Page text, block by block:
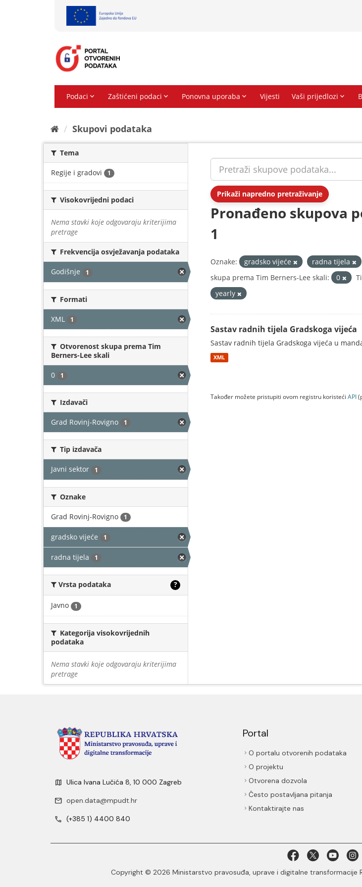
Skupovi podаtаkа
Tema
Regije i gradovi 1
Visokovrijedni podaci
Nema stavki koje odgovaraju kriterijima
pretrage
Frekvencija osvježavanja podataka
Godišnje 1
Formati
XML 1
Otvorenost skupa prema Tim
Berners-Lee skali
0 1
Izdavači
Grad Rovinj-Rovigno 1
Tip izdavača
Javni sektor 1
Oznake
Grad Rovinj-Rovigno 1
gradsko vijeće 1
radna tijela 1
Vrsta podataka ?
Javno 1
Kategorija visokovrijednih
podataka
Nema stavki koje odgovaraju kriterijima
pretrage
Prikaži napredno pretraživanje
Pronađeno skupova
1
Oznake: gradsko vijeće radna tijela
skupa prema Tim Berners-Lee skali:
0
yearly
Sastav radnih tijela Gradskoga vijeća
Sastav radnih tijela Gradskoga vijeća u
XML
Također možete pristupiti ovom registru koristeći API